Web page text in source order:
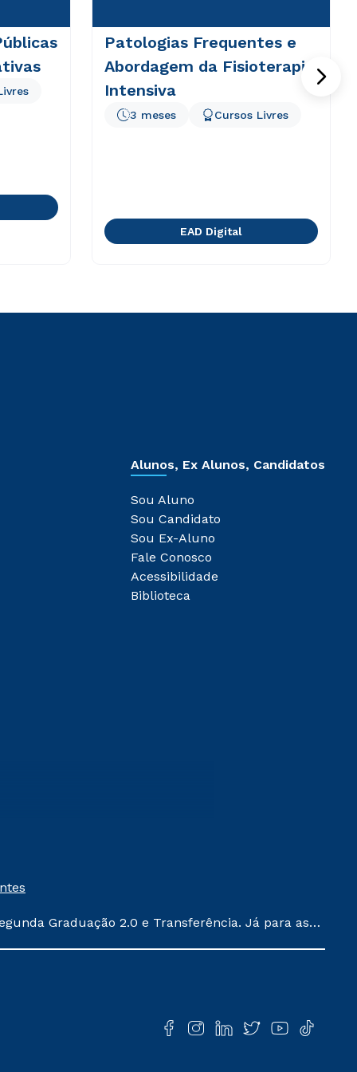
Patologias Frequentes e
Abordagem da Fisioterapia
Intensiva
3 meses Cursos Livres
EAD Digital
Alunos, Ex Alunos, Candidatos
Sou Aluno
Sou Candidato
Sou Ex-Aluno
Fale Conosco
Acessibilidade
Biblioteca
Graduação 2.0 e Transferência. Já para as